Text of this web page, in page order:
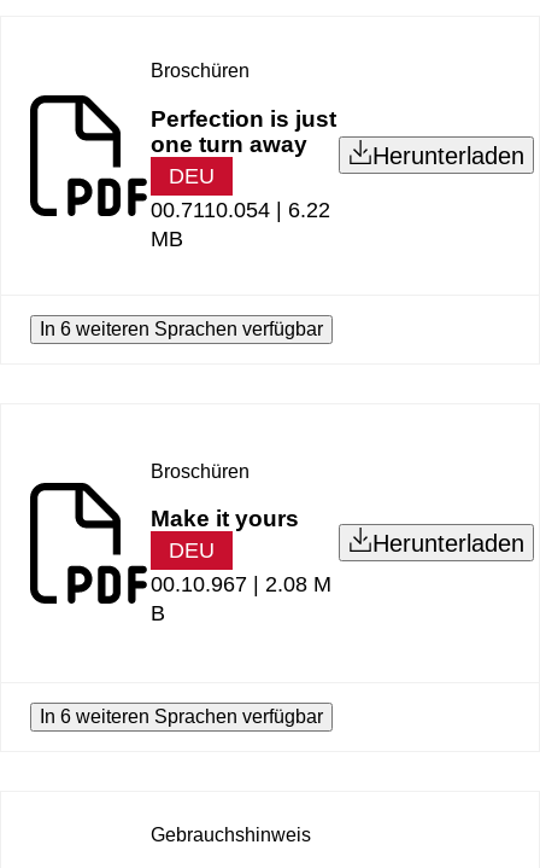
Broschüren
Perfection is just
one turn away
DEU
00.7110.054 | 6.22
MB
Herunterladen
In 6 weiteren Sprachen verfügbar
Broschüren
Make it yours
DEU
00.10.967 | 2.08 M
B
Herunterladen
In 6 weiteren Sprachen verfügbar
Gebrauchshinweis